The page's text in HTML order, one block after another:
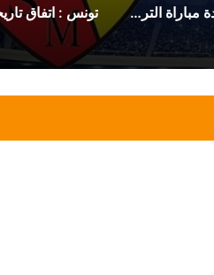
مشاهدة مباراة الترجي الرياضي صن داونز (بث مباشر)